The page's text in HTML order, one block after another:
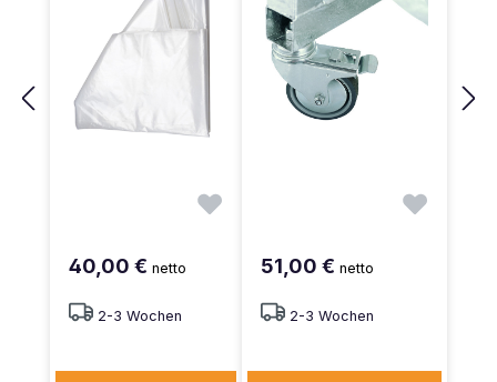
40,00 € netto
2-3 Wochen
51,00 €netto
2-3 Wochen